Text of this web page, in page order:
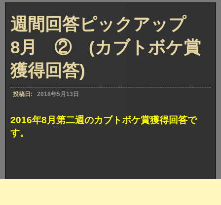
週間回答ピックアップ
8月 ② (カブトボケ賞
獲得回答)
投稿日: 2018年5月13日
2016年8月第二週のカブトボケ賞獲得回答で
す。